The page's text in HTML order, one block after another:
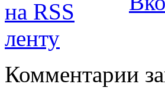
Комментарии